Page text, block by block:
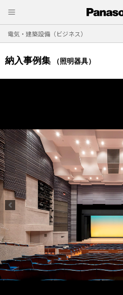
電気・建築設備（ビジネス）
納入事例集 （照明器具）